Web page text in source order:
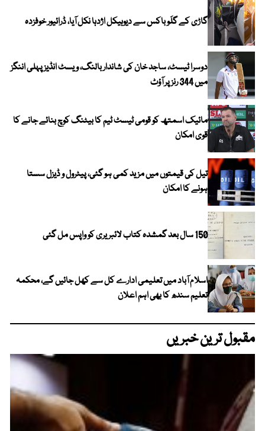
گاڑی کے گلَو باکس سے دیوہیکل اژدہا نکل آیا، ڈرائیور خوفزدہ
دوسرا ٹیسٹ، ساجد خان کی شاندار بالنگ، ویسٹ انڈیز پہلی اننگز
میں 344 رنز پر آؤٹ
مائیک اسمتھ کو قومی ٹیسٹ ٹیم کا بیٹنگ کوچ بنائے جانے کا
قوی امکان
تیل کی قیمتوں میں مزید کمی ہو گئی، پیٹرول و ڈیزل سستا
ہونے کا امکان
150 سال بعد گمشدہ کتاب لائبریری کو واپس مل گئی
اسلام آباد میں تعلیمی ادارے کل سے کھل جائیں گے، محکمہ
تعلیم سندھ کا بھی اہم اعلان
مقبول ترین خبریں